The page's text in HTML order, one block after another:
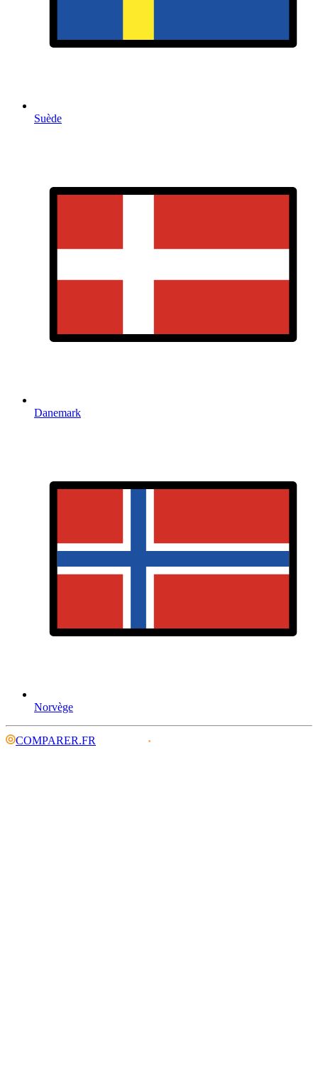
Suède
Danemark
Norvège
COMPARER.FR